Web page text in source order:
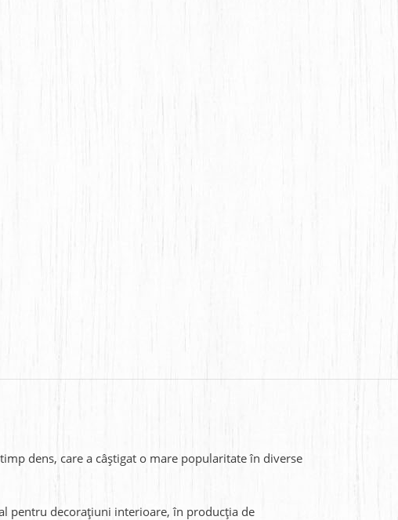
dens, care a câștigat o mare popularitate în diverse
pentru decorațiuni interioare, în producția de